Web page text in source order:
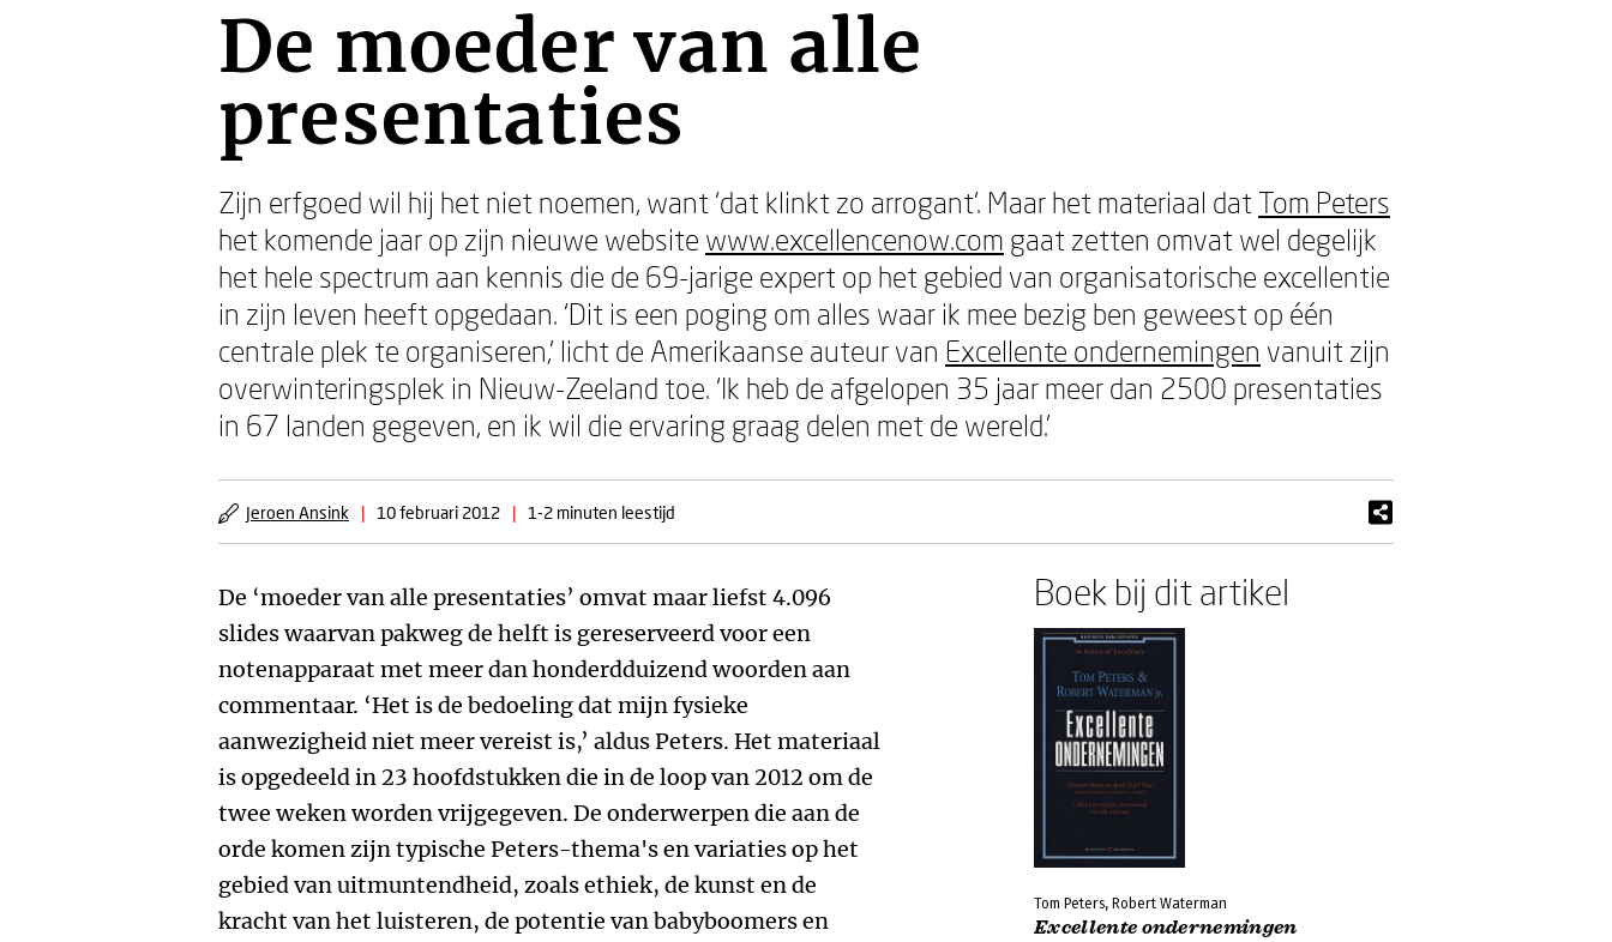
De moeder van alle
presentaties
Zijn erfgoed wil hij het niet noemen, want ‘dat klinkt zo arrogant’. Maar het materiaal datTom Peters
het komende jaar op zijn nieuwe website www.excellencenow.com gaat zetten omvat wel degelijk
het hele spectrum aan kennis die de 69-jarige expert op het gebied van organisatorische excellentie
in zijn leven heeft opgedaan. ‘Dit is een poging om alles waar ik mee bezig ben geweest op één
centrale plek te organiseren,’ licht de Amerikaanse auteur van Excellente ondernemingen vanuit zijn
overwinteringsplek in Nieuw-Zeeland toe. ‘Ik heb de afgelopen 35 jaar meer dan 2500 presentaties
in 67 landen gegeven, en ik wil die ervaring graag delen met de wereld.’
Jeroen Ansink | 10 februari 2012 | 1-2 minuten leestijd
De ‘moeder van alle presentaties’ omvat maar liefst 4.096
slides waarvan pakweg de helft is gereserveerd voor een
notenapparaat met meer dan honderdduizend woorden aan
commentaar. ‘Het is de bedoeling dat mijn fysieke
aanwezigheid niet meer vereist is,’ aldus Peters. Het materiaal
is opgedeeld in 23 hoofdstukken die in de loop van 2012 om de
twee weken worden vrijgegeven. De onderwerpen die aan de
orde komen zijn typische Peters-thema's en variaties op het
gebied van uitmuntendheid, zoals ethiek, de kunst en de
kracht van het luisteren, de potentie van babyboomers en
Boek bij dit artikel
Tom Peters, Robert Waterman
Excellente ondernemingen